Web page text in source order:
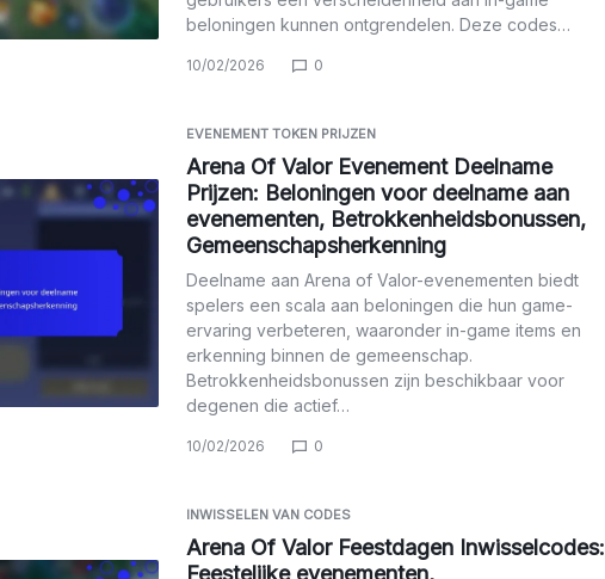
beloningen kunnen ontgrendelen. Deze codes…
10/02/2026 0
EVENEMENT TOKEN PRIJZEN
Arena Of Valor Evenement Deelname
Prijzen: Beloningen voor deelname aan
evenementen, Betrokkenheidsbonussen,
Gemeenschapsherkenning
Deelname aan Arena of Valor-evenementen biedt
spelers een scala aan beloningen die hun game-
ervaring verbeteren, waaronder in-game items en
erkenning binnen de gemeenschap.
Betrokkenheidsbonussen zijn beschikbaar voor
degenen die actief…
10/02/2026 0
INWISSELEN VAN CODES
Arena Of Valor Feestdagen Inwisselcodes:
Feestelijke evenementen,